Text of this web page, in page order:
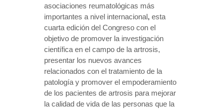
asociaciones reumatológicas más
importantes a nivel internacional, esta
cuarta edición del Congreso con el
objetivo de promover la investigación
científica en el campo de la artrosis,
presentar los nuevos avances
relacionados con el tratamiento de la
patología y promover el empoderamiento
de los pacientes de artrosis para mejorar
la calidad de vida de las personas que la